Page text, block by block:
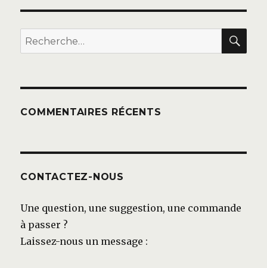
Recherche
pour :
COMMENTAIRES RÉCENTS
CONTACTEZ-NOUS
Une question, une suggestion, une commande
à passer ?
Laissez-nous un message :